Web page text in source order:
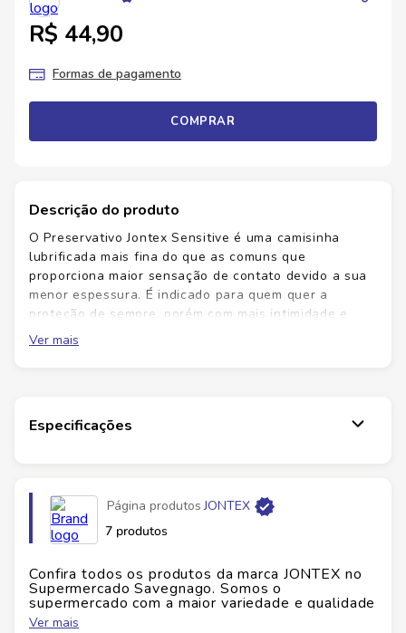
R$ 44,90
Formas de pagamento
COMPRAR
Descrição do produto
O Preservativo Jontex Sensitive é uma camisinha
lubrificada mais fina do que as comuns que
proporciona maior sensação de contato devido a sua
menor espessura. É indicado para quem quer a
proteção de sempre, porém com mais intimidade e
conforto durante a prática sexual. Afinal, quanto mais
perto, melhor.
Ver mais
Especificações
Página produtos JONTEX
7 produtos
Confira todos os produtos da marca JONTEX no
Supermercado Savegnago. Somos o
supermercado com a maior variedade e qualidade
do Brasil!
Ver mais